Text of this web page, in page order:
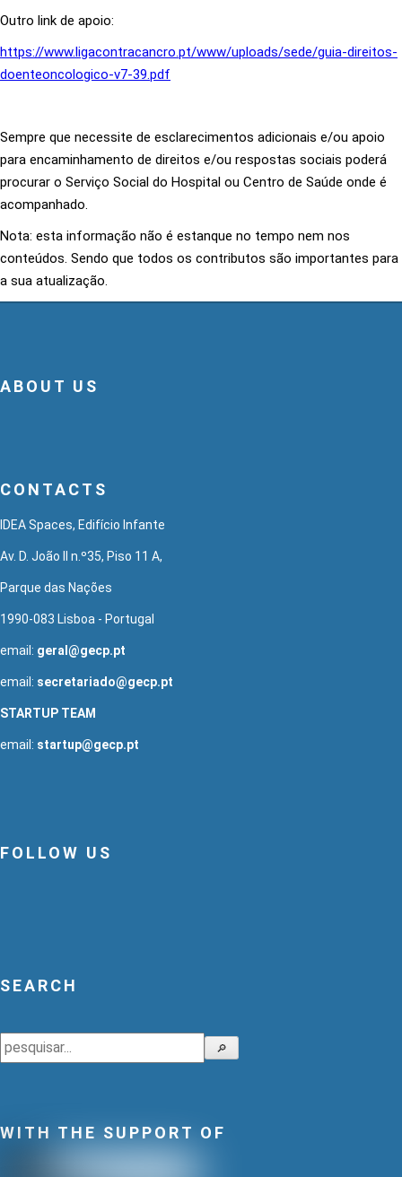
Outro link de apoio:
https://www.ligacontracancro.pt/www/uploads/sede/guia-direitos-
doenteoncologico-v7-39.pdf
Sempre que necessite de esclarecimentos adicionais e/ou apoio
para encaminhamento de direitos e/ou respostas sociais poderá
procurar o Serviço Social do Hospital ou Centro de Saúde onde é
acompanhado.
Nota: esta informação não é estanque no tempo nem nos
conteúdos. Sendo que todos os contributos são importantes para
a sua atualização.
ABOUT US
CONTACTS
IDEA Spaces, Edifício Infante
Av. D. João II n.º35, Piso 11 A,
Parque das Nações
1990-083 Lisboa - Portugal
email: geral@gecp.pt
email: secretariado@gecp.pt
STARTUP TEAM
email: startup@gecp.pt
FOLLOW US
SEARCH
Search 🔎
WITH THE SUPPORT OF